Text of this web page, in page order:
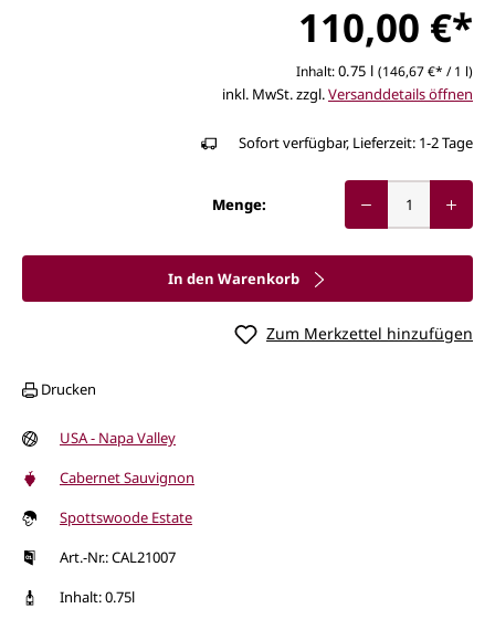
110,00 €*
Inhalt:0.75 l (146,67 €* / 1 l)
inkl. MwSt. zzgl.Versanddetails öffnen
Sofort verfügbar, Lieferzeit: 1-2 Tage
Menge:
In den Warenkorb
Zum Merkzettel hinzufügen
Drucken
USA - Napa Valley
Cabernet Sauvignon
Spottswoode Estate
Art.-Nr.: CAL21007
Inhalt: 0.75l